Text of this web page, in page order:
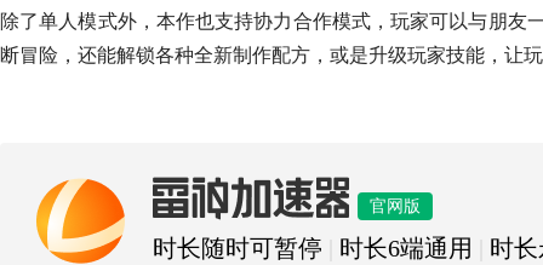
除了单人模式外，本作也支持协力合作模式，玩家可以与朋
断冒险，还能解锁各种全新制作配方，或是升级玩家技能，让
雷神加速器 官网版
时长随时可暂停 时长6端通用 时